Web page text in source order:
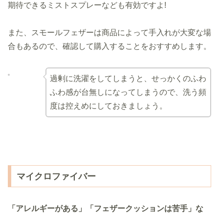
期待できるミストスプレーなども有効ですよ!
また、スモールフェザーは商品によって手入れが大変な場
合もあるので、確認して購入することをおすすめします。
過剰に洗濯をしてしまうと、せっかくのふわ
ふわ感が台無しになってしまうので、洗う頻
度は控えめにしておきましょう。
マイクロファイバー
「アレルギーがある」「フェザークッションは苦手」な